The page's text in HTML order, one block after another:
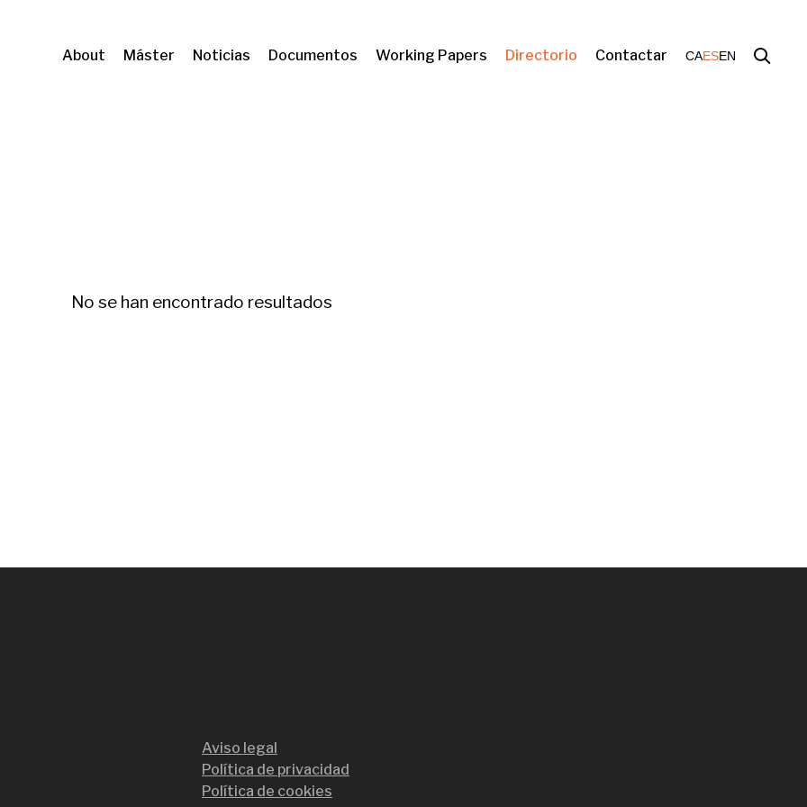
About Máster Noticias Documentos Working Papers Directorio Contactar CAESEN
No se han encontrado resultados
Aviso legal
Política de privacidad
Política de cookies